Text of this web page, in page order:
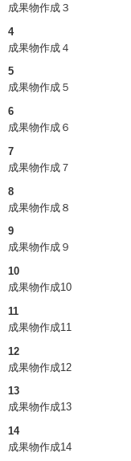
成果物作成３
4
成果物作成４
5
成果物作成５
6
成果物作成６
7
成果物作成７
8
成果物作成８
9
成果物作成９
10
成果物作成10
11
成果物作成11
12
成果物作成12
13
成果物作成13
14
成果物作成14